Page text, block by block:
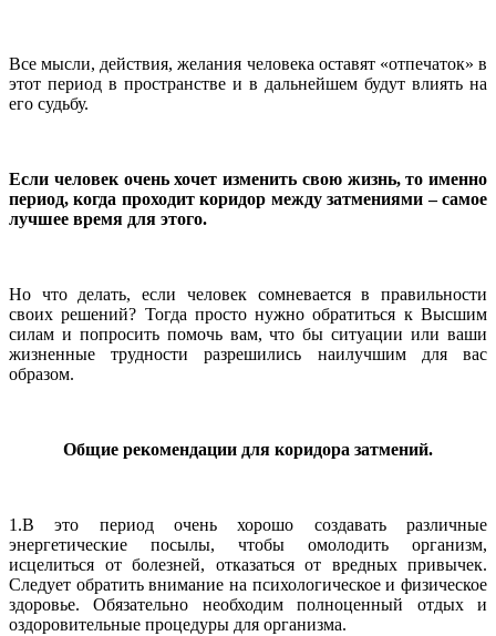
Все мысли, действия, желания человека оставят «отпечаток» в
этот период в пространстве и в дальнейшем будут влиять на
его судьбу.
Если человек очень хочет изменить свою жизнь, то именно
период, когда проходит коридор между затмениями – самое
лучшее время для этого.
Но что делать, если человек сомневается в правильности
своих решений? Тогда просто нужно обратиться к Высшим
силам и попросить помочь вам, что бы ситуации или ваши
жизненные трудности разрешились наилучшим для вас
образом.
Общие рекомендации для коридора затмений.
1.В это период очень хорошо создавать различные
энергетические посылы, чтобы омолодить организм,
исцелиться от болезней, отказаться от вредных привычек.
Следует обратить внимание на психологическое и физическое
здоровье. Обязательно необходим полноценный отдых и
оздоровительные процедуры для организма.